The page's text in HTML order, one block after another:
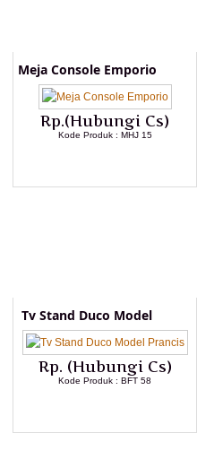
Meja Console Emporio
Rp.(Hubungi Cs)
Kode Produk : MHJ 15
Tv Stand Duco Model
Rp. (Hubungi Cs)
Kode Produk : BFT 58